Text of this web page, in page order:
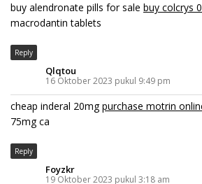
buy alendronate pills for sale buy colcrys
macrodantin tablets
Reply
Qlqtou
16 Oktober 2023 pukul 9:49 pm
cheap inderal 20mgpurchase motrin
75mg ca
Reply
Foyzkr
19 Oktober 2023 pukul 3:18 am